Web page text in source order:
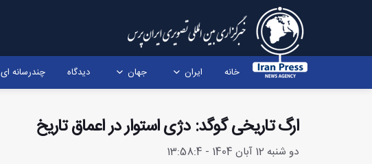
خانه ایران جهان دیدگاه چندرسانه ای
ارگ تاریخی گوگد: دژی استوار در اعماق تاریخ
دو شنبه 12 آبان 1404 - 13:58:4